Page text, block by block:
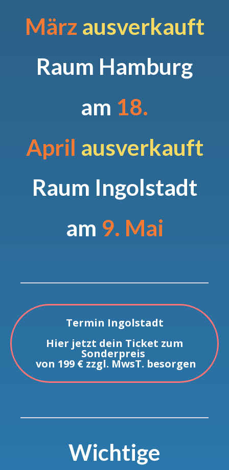
März ausverkauft
Raum Hamburg
am 18.
April ausverkauft
Raum Ingolstadt
am 9. Mai
Termin Ingolstadt
Hier jetzt dein Ticket zum
Sonderpreis
von 199 € zzgl. MwsT. besorgen
Wichtige